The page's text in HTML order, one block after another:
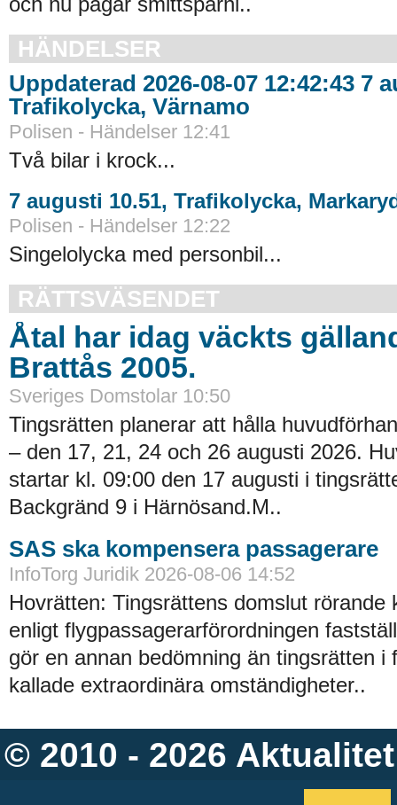
HÄNDELSER
Uppdaterad 2026-08-07 12:42:43 7
Trafikolycka, Värnamo
Polisen - Händelser 12:41
Två bilar i krock...
7 augusti 10.51, Trafikolycka,
Polisen - Händelser 12:22
Singelolycka med personbil...
RÄTTSVÄSENDET
Åtal har idag väckts
Brattås 2005.
Sveriges Domstolar 10:50
Tingsrätten planerar att hålla
– den 17, 21, 24 och 26 augusti 2026.
startar kl. 09:00 den 17 augusti i
Backgränd 9 i Härnösand.M..
SAS ska kompensera passagerare
InfoTorg Juridik 2026-08-06 14:52
Hovrätten: Tingsrättens domslut rörande
enligt flygpassagerarförordningen
gör en annan bedömning än tingsrätten i
kallade extraordinära omständigheter..
© 2010 - 2026 Aktualitet